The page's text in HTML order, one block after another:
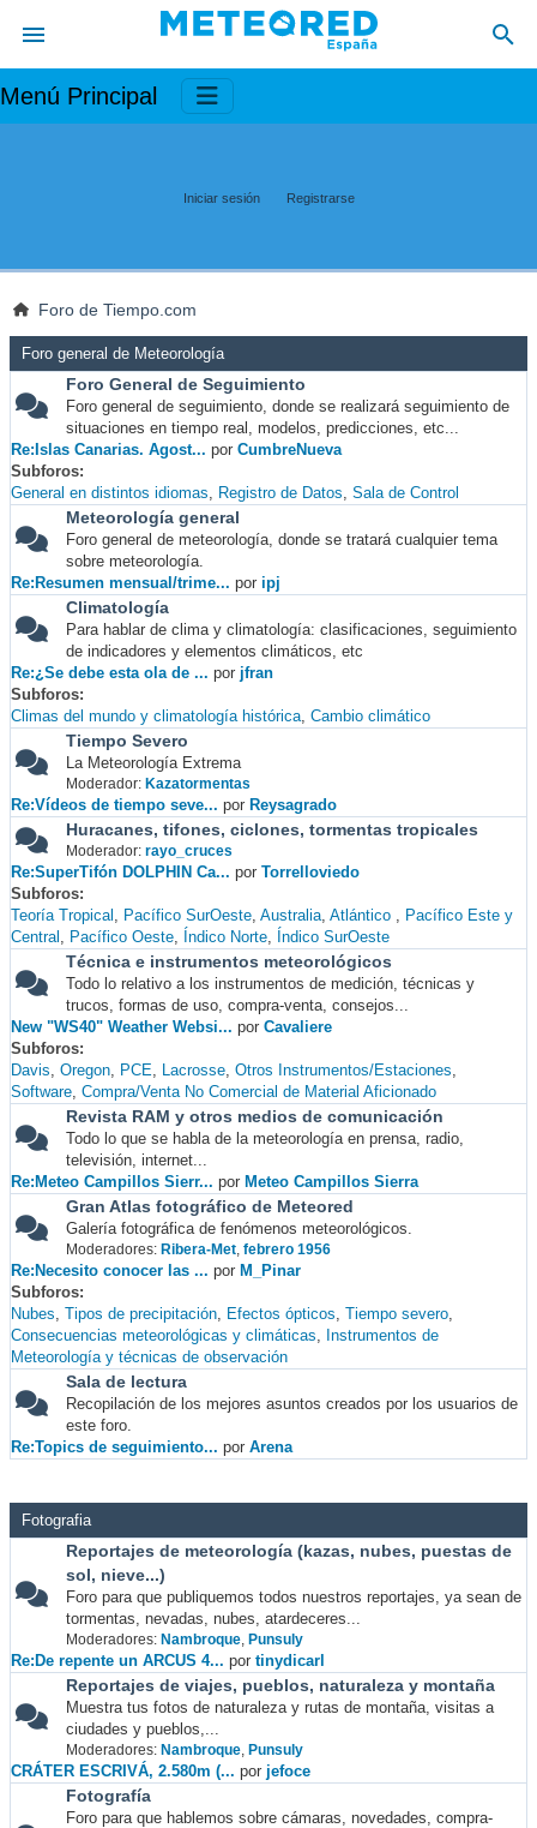
Menú Principal
Iniciar sesión Registrarse
Foro de Tiempo.com
Foro general de Meteorología
Foro General de Seguimiento
Foro general de seguimiento, donde se realizará seguimiento de
situaciones en tiempo real, modelos, predicciones, etc...
Re:Islas Canarias. Agost... por CumbreNueva
Subforos
General en distintos idiomas
Registro de Datos Sala de Control
Meteorología general
Foro general de meteorología, donde se tratará cualquier tema
sobre meteorología.
Re:Resumen mensual/trime... por ipj
Climatología
Para hablar de clima y climatología: clasificaciones, seguimiento
de indicadores y elementos climáticos, etc
Re:¿Se debe esta ola de ... por jfran
Subforos
Climas del mundo y climatología histórica Cambio climático
Tiempo Severo
La Meteorología Extrema
Moderador: Kazatormentas
Re:Vídeos de tiempo seve... por Reysagrado
Huracanes, tifones, ciclones, tormentas tropicales
Moderador: rayo_cruces
Re:SuperTifón DOLPHIN Ca... por Torrelloviedo
Subforos
Teoría Tropical
Pacífico SurOeste Australia Atlántico
Pacífico Este y
Central
Pacífico Oeste Índico Norte Índico SurOeste
Técnica e instrumentos meteorológicos
Todo lo relativo a los instrumentos de medición, técnicas y
trucos, formas de uso, compra-venta, consejos...
New "WS40" Weather Websi... por Cavaliere
Subforos
Davis Oregon PCE Lacrosse Otros Instrumentos/Estaciones
Software Compra/Venta No Comercial de Material Aficionado
Revista RAM y otros medios de comunicación
Todo lo que se habla de la meteorología en prensa, radio,
televisión, internet...
Re:Meteo Campillos Sierr... por Meteo Campillos Sierra
Gran Atlas fotográfico de Meteored
Galería fotográfica de fenómenos meteorológicos.
Moderadores: Ribera-Met, febrero 1956
Re:Necesito conocer las ... por M_Pinar
Subforos
Nubes Tipos de precipitación Efectos ópticos Tiempo severo
Consecuencias meteorológicas y climáticas
Instrumentos de
Meteorología y técnicas de observación
Sala de lectura
Recopilación de los mejores asuntos creados por los usuarios de
este foro.
Re:Topics de seguimiento... por Arena
Fotografia
Reportajes de meteorología (kazas, nubes, puestas de
sol, nieve...)
Foro para que publiquemos todos nuestros reportajes, ya sean de
tormentas, nevadas, nubes, atardeceres...
Moderadores: Nambroque, Punsuly
Re:De repente un ARCUS 4... por tinydicarl
Reportajes de viajes, pueblos, naturaleza y montaña
Muestra tus fotos de naturaleza y rutas de montaña, visitas a
ciudades y pueblos,...
Moderadores: Nambroque, Punsuly
CRÁTER ESCRIVÁ, 2.580m (... por jefoce
Fotografía
Foro para que hablemos sobre cámaras, novedades, compra-